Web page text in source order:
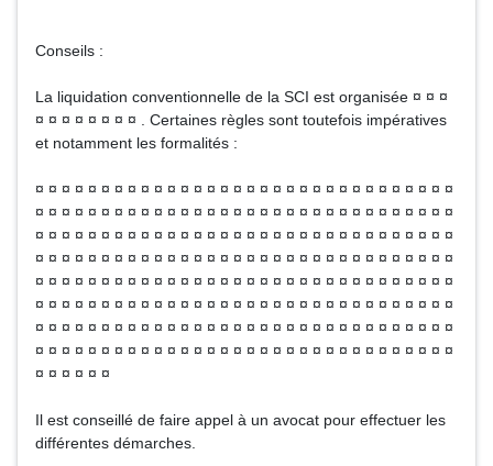
Conseils :
La liquidation conventionnelle de la SCI est organisée ¤ ¤ ¤
¤ ¤ ¤ ¤ ¤ ¤ ¤ ¤ . Certaines règles sont toutefois impératives
et notamment les formalités :
¤ ¤ ¤ ¤ ¤ ¤ ¤ ¤ ¤ ¤ ¤ ¤ ¤ ¤ ¤ ¤ ¤ ¤ ¤ ¤ ¤ ¤ ¤ ¤ ¤ ¤ ¤ ¤ ¤ ¤ ¤ ¤
¤ ¤ ¤ ¤ ¤ ¤ ¤ ¤ ¤ ¤ ¤ ¤ ¤ ¤ ¤ ¤ ¤ ¤ ¤ ¤ ¤ ¤ ¤ ¤ ¤ ¤ ¤ ¤ ¤ ¤ ¤ ¤
¤ ¤ ¤ ¤ ¤ ¤ ¤ ¤ ¤ ¤ ¤ ¤ ¤ ¤ ¤ ¤ ¤ ¤ ¤ ¤ ¤ ¤ ¤ ¤ ¤ ¤ ¤ ¤ ¤ ¤ ¤ ¤
¤ ¤ ¤ ¤ ¤ ¤ ¤ ¤ ¤ ¤ ¤ ¤ ¤ ¤ ¤ ¤ ¤ ¤ ¤ ¤ ¤ ¤ ¤ ¤ ¤ ¤ ¤ ¤ ¤ ¤ ¤ ¤
¤ ¤ ¤ ¤ ¤ ¤ ¤ ¤ ¤ ¤ ¤ ¤ ¤ ¤ ¤ ¤ ¤ ¤ ¤ ¤ ¤ ¤ ¤ ¤ ¤ ¤ ¤ ¤ ¤ ¤ ¤ ¤
¤ ¤ ¤ ¤ ¤ ¤ ¤ ¤ ¤ ¤ ¤ ¤ ¤ ¤ ¤ ¤ ¤ ¤ ¤ ¤ ¤ ¤ ¤ ¤ ¤ ¤ ¤ ¤ ¤ ¤ ¤ ¤
¤ ¤ ¤ ¤ ¤ ¤ ¤ ¤ ¤ ¤ ¤ ¤ ¤ ¤ ¤ ¤ ¤ ¤ ¤ ¤ ¤ ¤ ¤ ¤ ¤ ¤ ¤ ¤ ¤ ¤ ¤ ¤
¤ ¤ ¤ ¤ ¤ ¤ ¤ ¤ ¤ ¤ ¤ ¤ ¤ ¤ ¤ ¤ ¤ ¤ ¤ ¤ ¤ ¤ ¤ ¤ ¤ ¤ ¤ ¤ ¤ ¤ ¤ ¤
¤ ¤ ¤ ¤ ¤ ¤
Il est conseillé de faire appel à un avocat pour effectuer les
différentes démarches.